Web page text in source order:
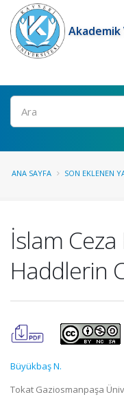
Ara
ANA SAYFA SON EKLENEN
İslam
Haddlerin
Büyükbaş N.
Tokat Gaziosmanpaşa